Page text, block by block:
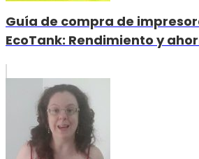
Guía de compra de
EcoTank: Rendimiento y